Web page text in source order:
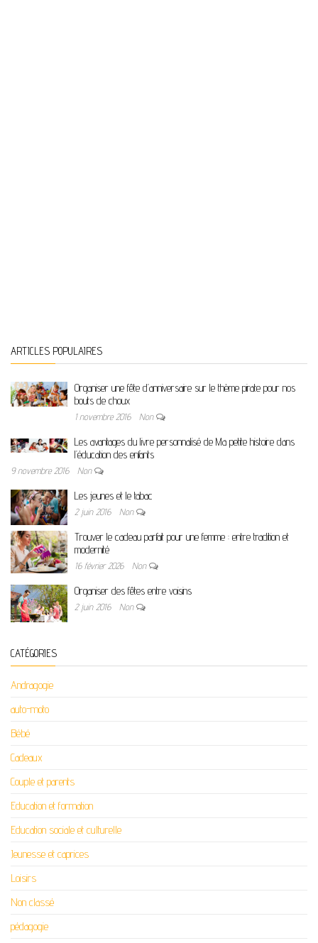
ARTICLES POPULAIRES
Organiser une fête d’anniversaire sur le thème pirate pour nos
bouts de choux
1 novembre 2016 Non
Les avantages du livre personnalisé de Ma petite histoire dans
l’éducation des enfants
9 novembre 2016 Non
Les jeunes et le tabac
2 juin 2016 Non
Trouver le cadeau parfait pour une femme : entre tradition et
modernité
16 février 2026 Non
Organiser des fêtes entre voisins
2 juin 2016 Non
CATÉGORIES
Andragogie
auto-moto
Bébé
Cadeaux
Couple et parents
Education et formation
Education sociale et culturelle
Jeunesse et caprices
Loisirs
Non classé
pédagogie